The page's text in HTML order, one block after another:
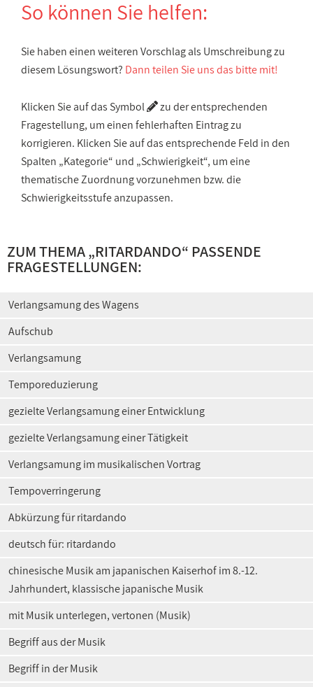
So können Sie helfen:
Sie haben einen weiteren Vorschlag als Umschreibung zu
diesem Lösungswort? Dann teilen Sie uns das bitte mit!
Klicken Sie auf das Symbol
zu der entsprechenden
Fragestellung, um einen fehlerhaften Eintrag zu
korrigieren. Klicken Sie auf das entsprechende Feld in den
Spalten „Kategorie“ und „Schwierigkeit“, um eine
thematische Zuordnung vorzunehmen bzw. die
Schwierigkeitsstufe anzupassen.
ZUM THEMA „RITARDANDO“ PASSENDE
FRAGESTELLUNGEN:
Verlangsamung des Wagens
Aufschub
Verlangsamung
Temporeduzierung
gezielte Verlangsamung einer Entwicklung
gezielte Verlangsamung einer Tätigkeit
Verlangsamung im musikalischen Vortrag
Tempoverringerung
Abkürzung für ritardando
deutsch für: ritardando
chinesische Musik am japanischen Kaiserhof im 8.-12.
Jahrhundert, klassische japanische Musik
mit Musik unterlegen, vertonen (Musik)
Begriff aus der Musik
Begriff in der Musik